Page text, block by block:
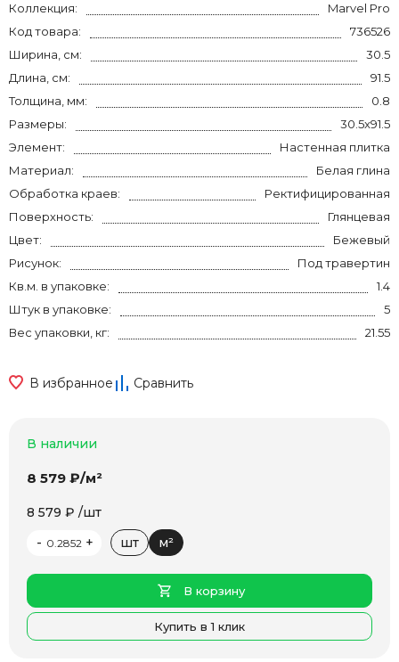
Коллекция:
Marvel Pro
Код товара:
736526
Ширина, см:
30.5
Длина, см:
91.5
Толщина, мм:
0.8
Размеры:
30.5x91.5
Элемент:
Настенная плитка
Материал:
Белая глина
Обработка краев:
Ректифицированная
Поверхность:
Глянцевая
Цвет:
Бежевый
Рисунок:
Под травертин
Кв.м. в упаковке:
1.4
Штук в упаковке:
5
Вес упаковки, кг:
21.55
В избранное Сравнить
В наличии
8 579 ₽/м²
8 579 ₽ /шт
-
+ шт м²
В корзину
Купить в 1 клик